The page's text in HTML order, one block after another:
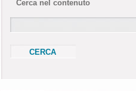
Cerca nel contenuto